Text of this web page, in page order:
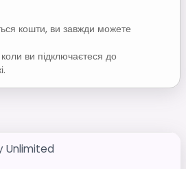
кошти, ви завжди можете
ви підключаєтеся до
Unlimited